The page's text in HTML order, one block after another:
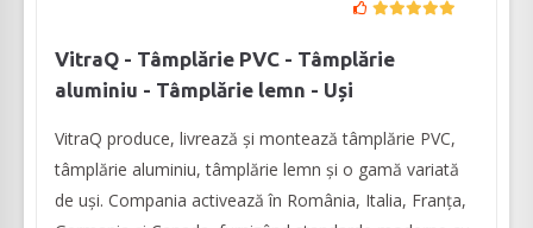
VitraQ - Tâmplărie PVC - Tâmplărie
aluminiu - Tâmplărie lemn - Uși
VitraQ produce, livrează și montează tâmplărie PVC,
tâmplărie aluminiu, tâmplărie lemn și o gamă variată
de uși. Compania activează în România, Italia, Franța,